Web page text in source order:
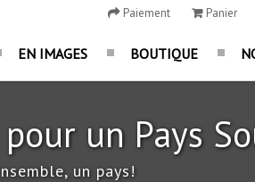
Paiement Panier
EN IMAGES BOUTIQUE
un Pays
un pays!